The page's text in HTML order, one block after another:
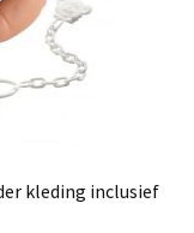
kleding inclusief